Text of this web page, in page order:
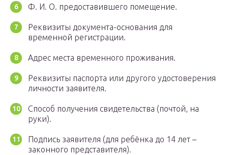
Ф. И. О. предоставившего помещение.
Реквизиты документа-основания для
временной регистрации.
Адрес места временного проживания.
Реквизиты паспорта или другого удостоверения
личности заявителя.
Способ получения свидетельства (почтой, на
руки).
Подпись заявителя (для ребёнка до 14 лет –
законного представителя).